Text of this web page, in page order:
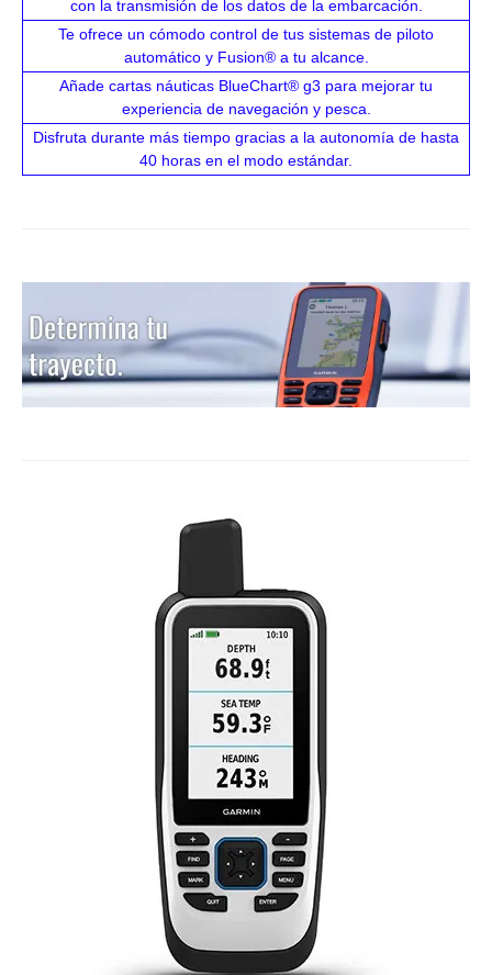
con la transmisión de los datos de la embarcación.
Te ofrece un cómodo control de tus sistemas de piloto
automático y Fusion® a tu alcance.
Añade cartas náuticas BlueChart® g3 para mejorar tu
experiencia de navegación y pesca.
Disfruta durante más tiempo gracias a la autonomía de hasta
40 horas en el modo estándar.